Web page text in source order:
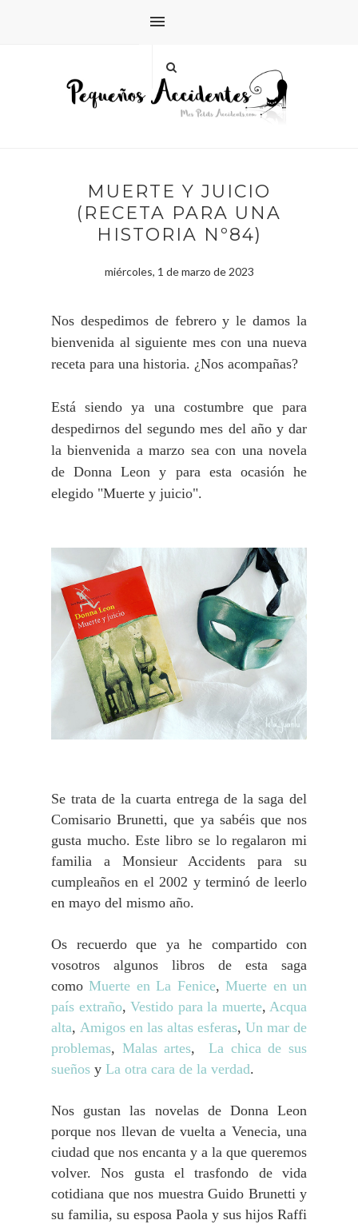
MUERTE Y JUICIO
(RECETA PARA UNA
HISTORIA Nº84)
miércoles, 1 de marzo de 2023
Nos despedimos de febrero y le damos la
bienvenida al siguiente mes con una nueva
receta para una historia. ¿Nos acompañas?
Está siendo ya una costumbre que para
despedirnos del segundo mes del año y dar
la bienvenida a marzo sea con una novela
de Donna Leon y para esta ocasión he
elegido "Muerte y juicio".
Se trata de la cuarta entrega de la saga del
Comisario Brunetti, que ya sabéis que nos
gusta mucho. Este libro se lo regalaron mi
familia a Monsieur Accidents para su
cumpleaños en el 2002 y terminó de leerlo
en mayo del mismo año.
Os recuerdo que ya he compartido con
vosotros algunos libros de esta saga
comoMuerte en La Fenice,Muerte en un
país extraño, Vestido para la muerte, Acqua
alta, Amigos en las altas esferas, Un mar de
problemas, Malas artes,
La chica de sus
sueños y La otra cara de la verdad.
Nos gustan las novelas de Donna Leon
porque nos llevan de vuelta a Venecia, una
ciudad que nos encanta y a la que queremos
volver. Nos gusta el trasfondo de vida
cotidiana que nos muestra Guido Brunetti y
su familia, su esposa Paola y sus hijos Raffi